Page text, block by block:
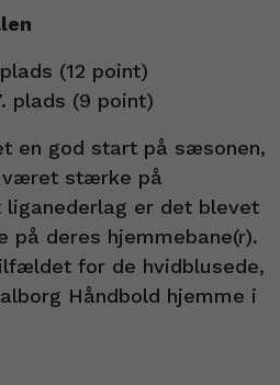
(12 point)
plads (9 point)
en god start på sæsonen,
været stærke på
liganederlag er det blevet
på deres hjemmebane(r).
for de hvidblusede,
Håndbold hjemme i